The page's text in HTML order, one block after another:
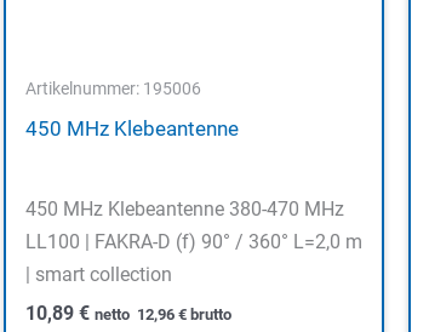
Artikelnummer: 195006
450 MHz Klebeantenne
450 MHz Klebeantenne 380-470 MHz
LL100 | FAKRA-D (f) 90° / 360° L=2,0 m
| smart collection
10,89 € netto 12,96 €brutto